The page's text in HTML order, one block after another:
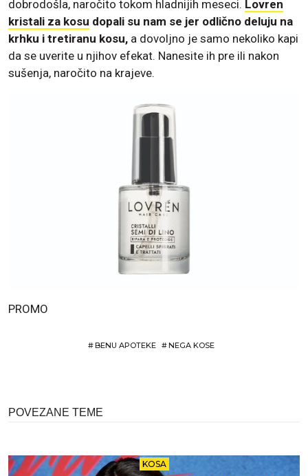
dobrodošla, naročito tokom hladnijih meseci. Lovren
kristali za kosu dopali su nam se jer odlično deluju na
krhku i tretiranu kosu, a dovoljno je samo nekoliko kapi
da se uverite u njihov efekat. Nanesite ih pre ili nakon
sušenja, naročito na krajeve.
PROMO
#BENU APOTEKE #NEGA KOSE
POVEZANE TEME
KOSA